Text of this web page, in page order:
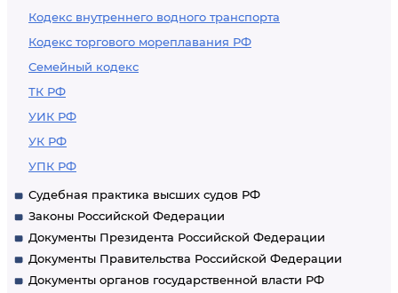
Кодекс внутреннего водного транспорта
Кодекс торгового мореплавания РФ
Семейный кодекс
ТК РФ
УИК РФ
УК РФ
УПК РФ
Судебная практика высших судов РФ
Законы Российской Федерации
Документы Президента Российской Федерации
Документы Правительства Российской Федерации
Документы органов государственной власти РФ